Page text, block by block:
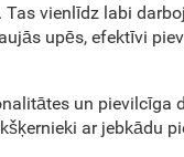
Tas vienlīdz labi
upēs, efektīvi
un pievilcīga
ar jebkādu